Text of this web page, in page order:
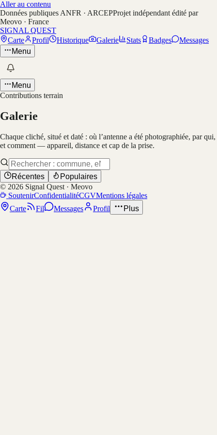
Aller au contenu
Données publiques ANFR · ARCEPProjet indépendant édité par
Meovo · France
SIGNAL QUEST
Carte
Profil Historique Galerie Stats Badges
Messages
Menu
Menu
Contributions terrain
Galerie
Chaque cliché, situé et daté : où l’antenne a été photographiée, par qui,
et comment — appareil, distance et cap de la prise.
Récentes
Populaires
© 2026 Signal Quest · Meovo
SoutenirConfidentialitéCGVMentions légales
Carte
Fil Messages Profil Plus